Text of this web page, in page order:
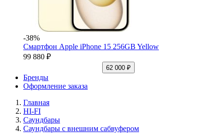
-38%
Смартфон Apple iPhone 15 256GB Yellow
99 880 ₽
62 000 ₽
Бренды
Оформление заказа
Главная
HI-FI
Саундбары
Саундбары с внешним сабвуфером